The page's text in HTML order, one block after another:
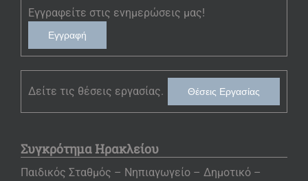
Εγγραφείτε στις ενημερώσεις μας!
Εγγραφή
Δείτε τις θέσεις εργασίας. Θέσεις Εργασίας
Συγκρότημα Ηρακλείου
Παιδικός Σταθμός – Νηπιαγωγείο – Δημοτικό –